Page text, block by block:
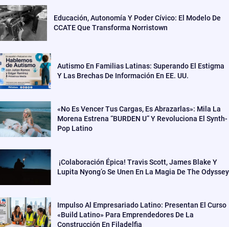
Educación, Autonomía Y Poder Cívico: El Modelo De
CCATE Que Transforma Norristown
Autismo En Familias Latinas: Superando El Estigma
Y Las Brechas De Información En EE. UU.
«No Es Vencer Tus Cargas, Es Abrazarlas»: Mila La
Morena Estrena “BURDEN U” Y Revoluciona El Synth-
Pop Latino
¡Colaboración Épica! Travis Scott, James Blake Y
Lupita Nyong’o Se Unen En La Magia De The Odyssey
Impulso Al Empresariado Latino: Presentan El Curso
«Build Latino» Para Emprendedores De La
Construcción En Filadelfia